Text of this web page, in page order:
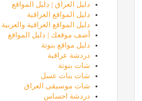
دليل العراق | دليل المواقع
دليل المواقع العراقية
دليل المواقع العراقية والعربية
أضف موقعك | دليل المواقع
دليل مواقع بنوتة
دردشة عراقية
شات بنوتة
شات بنات عسل
شات موسيقى العراق
دردشة احساس